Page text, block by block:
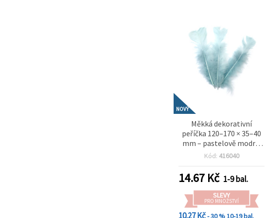
NOVÝ
Měkká dekorativní
peříčka 120–170 × 35–40
mm – pastelově modrá,
sada 10 ks pro jemné
kreativní DIY tvoření
Kód: 416040
14.67 Kč 1-9 bal.
SLEVY
PRO MNOŽSTVÍ
10.27 Kč- 30 %10-19 bal.